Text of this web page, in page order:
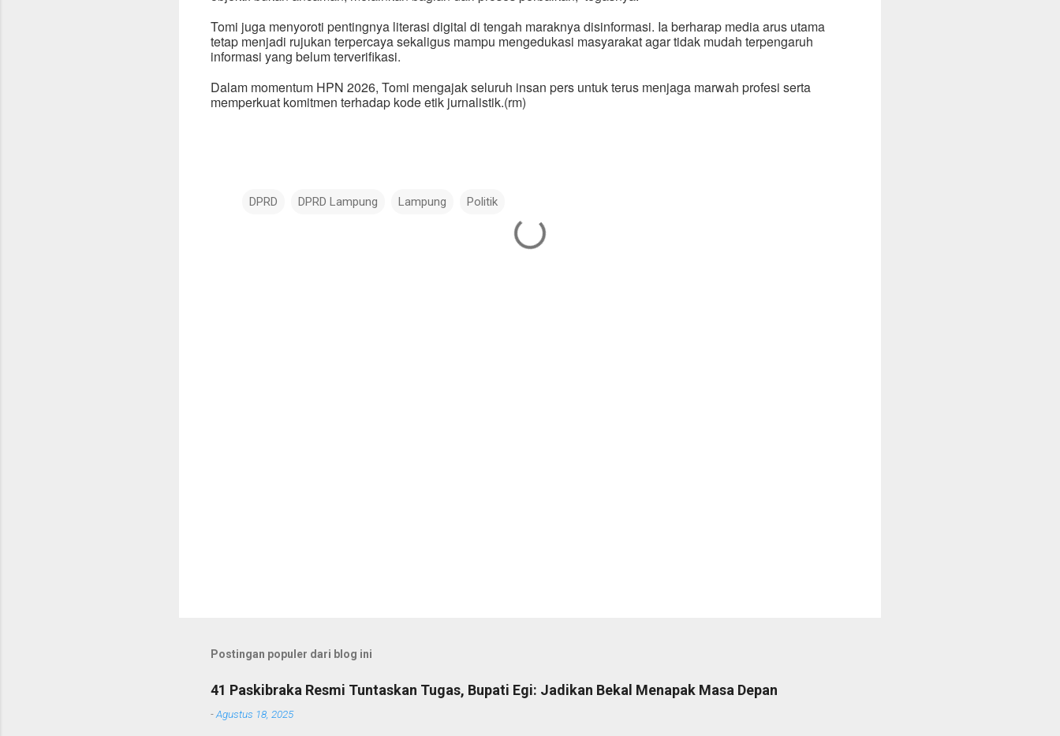
Tomi juga menyoroti pentingnya literasi digital di tengah maraknya disinformasi. Ia berharap media arus utama
tetap menjadi rujukan terpercaya sekaligus mampu mengedukasi masyarakat agar tidak mudah terpengaruh
informasi yang belum terverifikasi.
Dalam momentum HPN 2026, Tomi mengajak seluruh insan pers untuk terus menjaga marwah profesi serta
memperkuat komitmen terhadap kode etik jurnalistik.(rm)
DPRD DPRD Lampung Lampung Politik
Postingan populer dari blog ini
41 Paskibraka Resmi Tuntaskan Tugas, Bupati Egi: Jadikan Bekal Menapak Masa Depan
-Agustus 18, 2025